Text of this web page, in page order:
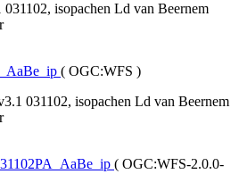
isopachen Ld van Beernem
( OGC:WFS )
031102, isopachen Ld van Beernem
( OGC:WFS-2.0.0-